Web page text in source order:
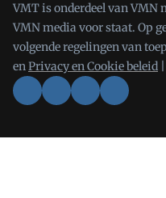
VMT is onderdeel van VMN
VMN media voor staat. Op
volgende regelingen van
enPrivacy en Cookie beleid